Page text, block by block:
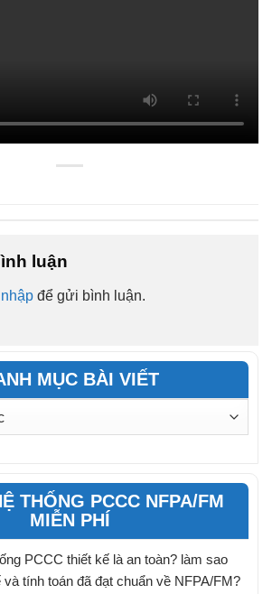
luận
để gửi bình luận.
MỤC BÀI VIẾT
THỐNG PCCC NFPA/FM
MIỄN PHÍ
PCCC thiết kế là an toàn? làm sao
và tính toán đã đạt chuẩn về NFPA/FM?